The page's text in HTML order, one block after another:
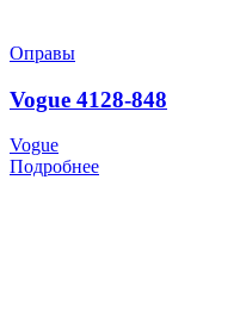
Оправы
Vogue 4128-848
Vogue
Подробнее